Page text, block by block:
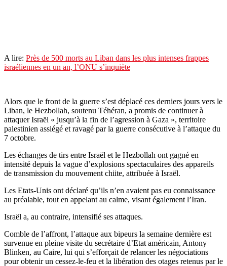
A lire: Près de 500 morts au Liban dans les plus intenses frappes
israéliennes en un an, l’ONU s’inquiète
Alors que le front de la guerre s’est déplacé ces derniers jours vers le
Liban, le Hezbollah, soutenu Téhéran, a promis de continuer à
attaquer Israël « jusqu’à la fin de l’agression à Gaza », territoire
palestinien assiégé et ravagé par la guerre consécutive à l’attaque du
7 octobre.
Les échanges de tirs entre Israël et le Hezbollah ont gagné en
intensité depuis la vague d’explosions spectaculaires des appareils
de transmission du mouvement chiite, attribuée à Israël.
Les Etats-Unis ont déclaré qu’ils n’en avaient pas eu connaissance
au préalable, tout en appelant au calme, visant également l’Iran.
Israël a, au contraire, intensifié ses attaques.
Comble de l’affront, l’attaque aux bipeurs la semaine dernière est
survenue en pleine visite du secrétaire d’Etat américain, Antony
Blinken, au Caire, lui qui s’efforçait de relancer les négociations
pour obtenir un cessez-le-feu et la libération des otages retenus par le